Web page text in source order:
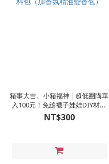
豬事大吉。小豬福神 │超低團購單
入100元！免縫襪子娃娃DIY材料
包（加香氛精油變香包）
NT$300